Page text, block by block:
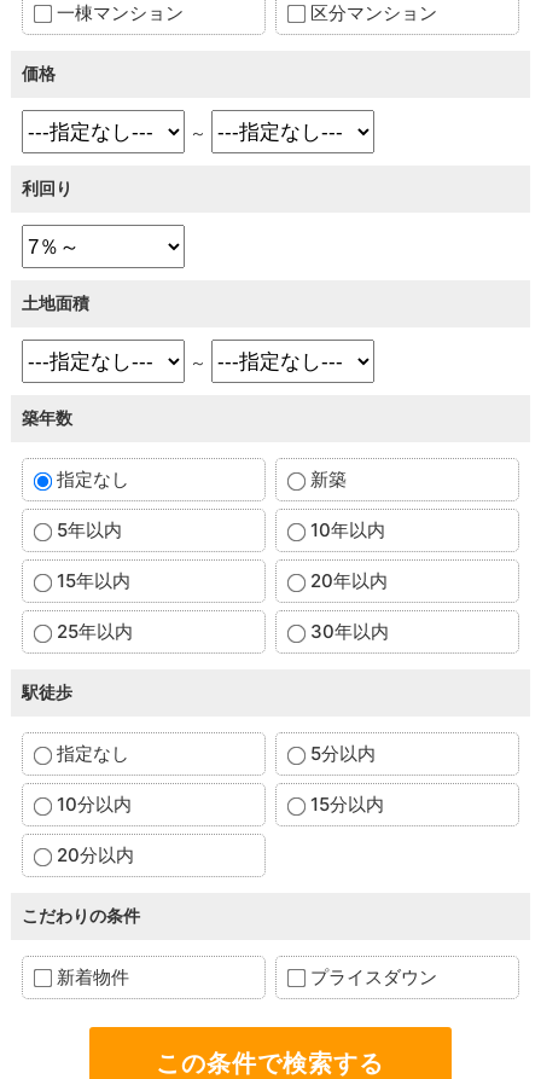
一棟マンション 区分マンション
価格
～
利回り
土地面積
～
築年数
指定なし 新築
5年以内 10年以内
15年以内 20年以内
25年以内 30年以内
駅徒歩
指定なし 5分以内
10分以内 15分以内
20分以内
こだわりの条件
新着物件 プライスダウン